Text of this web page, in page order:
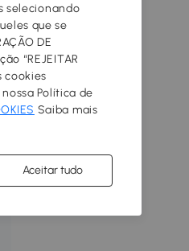
selecionando
que se
DE
“REJEITAR
cookies
Política de
Saiba mais
Aceitar tudo